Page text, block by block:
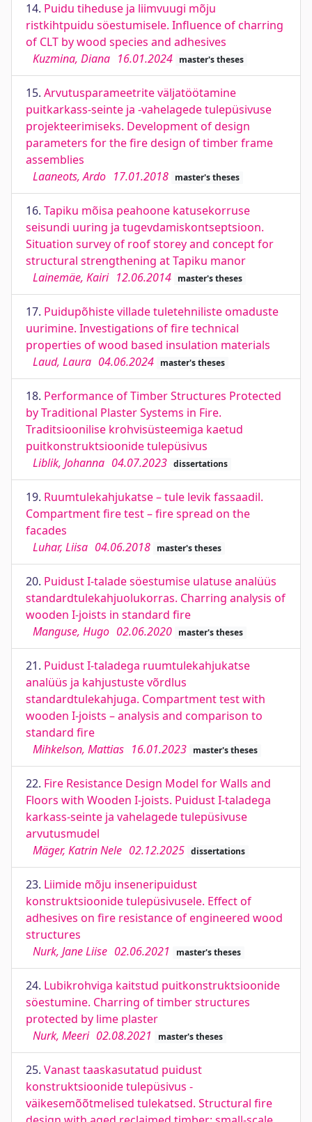
14. Puidu tiheduse ja liimvuugi mõju
ristkihtpuidu söestumisele. Influence of charring
of CLT by wood species and adhesives
Kuzmina, Diana 16.01.2024 master's theses
15. Arvutusparameetrite väljatöötamine
puitkarkass-seinte ja -vahelagede tulepüsivuse
projekteerimiseks. Development of design
parameters for the fire design of timber frame
assemblies
Laaneots, Ardo 17.01.2018 master's theses
16. Tapiku mõisa peahoone katusekorruse
seisundi uuring ja tugevdamiskontseptsioon.
Situation survey of roof storey and concept for
structural strengthening at Tapiku manor
Lainemäe, Kairi 12.06.2014 master's theses
17. Puidupõhiste villade tuletehniliste omaduste
uurimine. Investigations of fire technical
properties of wood based insulation materials
Laud, Laura 04.06.2024 master's theses
18. Performance of Timber Structures Protected
by Traditional Plaster Systems in Fire.
Traditsioonilise krohvisüsteemiga kaetud
puitkonstruktsioonide tulepüsivus
Liblik, Johanna 04.07.2023 dissertations
19. Ruumtulekahjukatse – tule levik fassaadil.
Compartment fire test – fire spread on the
facades
Luhar, Liisa 04.06.2018 master's theses
20. Puidust I-talade söestumise ulatuse analüüs
standardtulekahjuolukorras. Charring analysis of
wooden I-joists in standard fire
Manguse, Hugo 02.06.2020 master's theses
21. Puidust I-taladega ruumtulekahjukatse
analüüs ja kahjustuste võrdlus
standardtulekahjuga. Compartment test with
wooden I-joists – analysis and comparison to
standard fire
Mihkelson, Mattias 16.01.2023 master's theses
22. Fire Resistance Design Model for Walls and
Floors with Wooden I-joists. Puidust I-taladega
karkass-seinte ja vahelagede tulepüsivuse
arvutusmudel
Mäger, Katrin Nele 02.12.2025 dissertations
23. Liimide mõju inseneripuidust
konstruktsioonide tulepüsivusele. Effect of
adhesives on fire resistance of engineered wood
structures
Nurk, Jane Liise 02.06.2021 master's theses
24. Lubikrohviga kaitstud puitkonstruktsioonide
söestumine. Charring of timber structures
protected by lime plaster
Nurk, Meeri 02.08.2021 master's theses
25. Vanast taaskasutatud puidust
konstruktsioonide tulepüsivus -
väikesemõõtmelised tulekatsed. Structural fire